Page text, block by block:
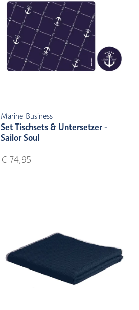
Marine Business
Set Tischsets & Untersetzer -
Sailor Soul
€ 74,95